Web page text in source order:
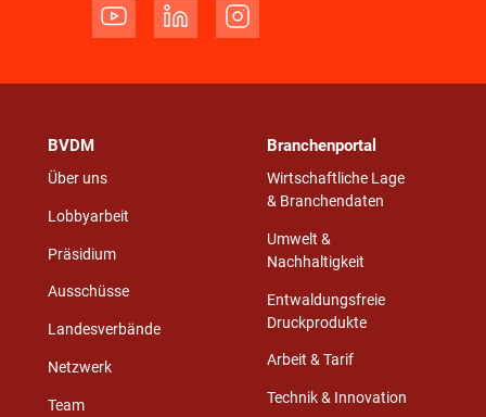
BVDM
Über uns
Lobbyarbeit
Präsidium
Ausschüsse
Landesverbände
Netzwerk
Team
Branchenportal
Wirtschaftliche Lage
& Branchendaten
Umwelt &
Nachhaltigkeit
Entwaldungsfreie
Druckprodukte
Arbeit & Tarif
Technik & Innovation